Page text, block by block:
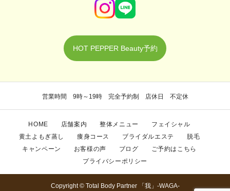
HOT PEPPER Beauty予約
営業時間 9時～19時 完全予約制 店休日 不定休
HOME 店舗案内 整体メニュー
フェイシャル
黄土よもぎ蒸し
痩身コース ブライダルエステ
脱毛
キャンペーン
お客様の声 ブログ
ご予約はこちら
プライバシーポリシー
Copyright © Total Body Partner 「我」-WAGA-